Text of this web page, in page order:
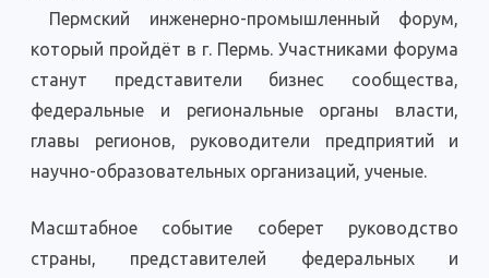
Пермский инженерно-промышленный форум,
который пройдёт в г. Пермь. Участниками форума
станут представители бизнес сообщества,
федеральные и региональные органы власти,
главы регионов, руководители предприятий и
научно-образовательных организаций, ученые.
Масштабное событие соберет руководство
страны, представителей федеральных и